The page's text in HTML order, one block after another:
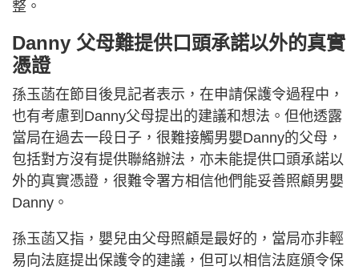
整。
Danny 父母難提供口頭承諾以外的真實
憑證
孫玉菡在節目後見記者表示，在申請保護令過程中，
也有考慮到Danny父母提出的建議和想法。但他透露
當局在過去一段日子，很難接觸男嬰Danny的父母，
包括對方沒有提供聯絡辦法，亦未能提供口頭承諾以
外的真實憑證，很難令署方相信他們能妥善照顧男嬰
Danny。
孫玉菡又指，嬰兒由父母照顧是最好的，當局亦非輕
易向法庭提出保護令的建議，但可以相信法庭頒令保